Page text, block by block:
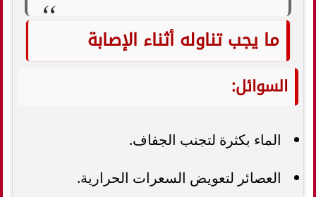
ما يجب تناوله أثناء الإصابة
السوائل:
الماء بكثرة لتجنب الجفاف.
العصائر لتعويض السعرات الحرارية.